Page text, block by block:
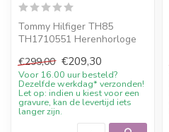
Tommy Hilfiger TH85
TH1710551 Herenhorloge
10% welkomstk...
€299,00 €209,30
Voor 16.00 uur besteld?
Dezelfde werkdag* verzonden!
Let op: indien u kiest voor een
gravure, kan de levertijd iets
langer zijn.